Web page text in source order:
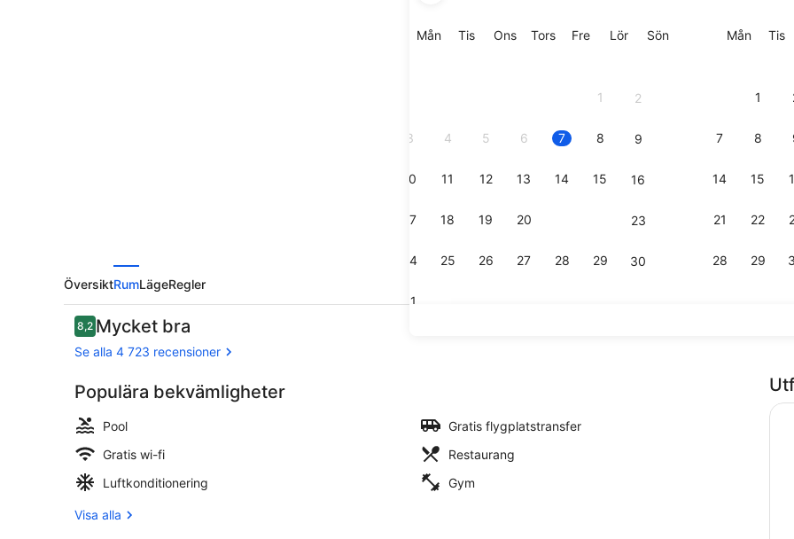
ärMånMåndag
TisTisdag
OnsOnsdag
TorsTorsdag
FreFredag
LörLördag
SönSöndag
1 2
3 4 5 6 7 8 9
10 11 12 13 14 15 16
17 18 19 20 23
24 25 26 27 28 29 30
31
MånMåndag
Tis
1
7 8
14 15
21 22
28 29
ÖversiktRumLägeRegler
Recensioner
8,28,2 av 10,
Mycket bra
Se alla 4 723 recensioner
Populära bekvämligheter
Pool
Gratis flygplatstransfer
Gratis wi-fi
Restaurang
Luftkonditionering
Gym
Visa alla